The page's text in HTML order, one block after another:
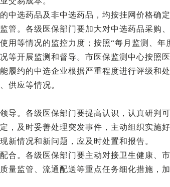
中选药品及非中选药品，均按挂网价格确
监管。各级医保部门要加大对中选药品采购
用等情况的监控力度；按照“每月监测、年
等开展监测和督导。市医保监测中心按照
履约的中选企业根据严重程度进行评级和
供应等情况。
领导。各级医保部门要提高认识，认真研判
，及时妥善处理突发事件，主动组织实施
新情况和新问题，应及时处置和报告。
配合。各级医保部门要主动对接卫生健康、
量监管、流通配送等重点任务细化措施，